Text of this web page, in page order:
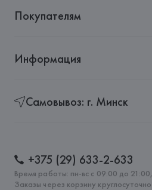
Покупателям
Информация
Самовывоз: г. Минск
+375 (29) 633-2-633
Время работы: пн-вс с 09:00 до 21:00,
Заказы через корзину круглосуточно